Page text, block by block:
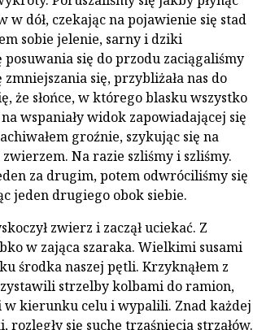
dół, czekając na pojawienie się stad
sobie jelenie, sarny i dziki
się do przodu zaciągaliśmy
się, przybliżała nas do
że słońce, w którego blasku wszystko
wspaniały widok zapowiadającej się
groźnie, szykując się na
Na razie szliśmy i szliśmy.
za drugim, potem odwróciliśmy się
jeden drugiego obok siebie.
zwierz i zaczął uciekać. Z
w zająca szaraka. Wielkimi susami
środka naszej pętli. Krzyknąłem z
strzelby kolbami do ramion,
kierunku celu i wypalili. Znad każdej
rozległy się suche trzaśnięcia strzałów.